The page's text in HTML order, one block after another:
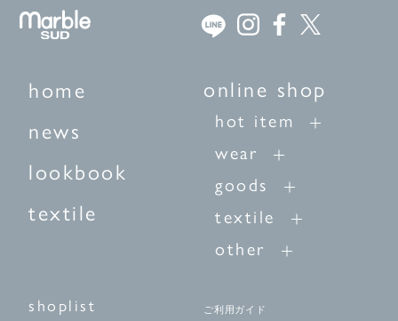
home
news
lookbook
textile
online shop
hot item
wear
goods
textile
other
shoplist ご利用ガイド